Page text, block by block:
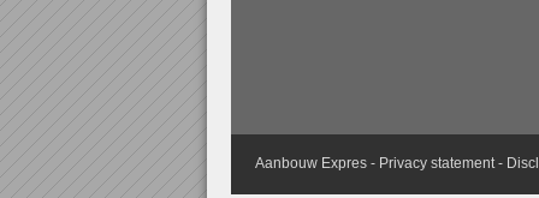
Aanbouw Expres - Privacy statement-